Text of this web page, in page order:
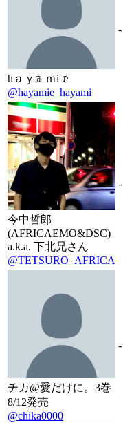
hａｙ𝕒 ｍi 𝕖
@hayamie_hayami
-
今中哲郎
(AFRICAEMO&DSC)
a.k.a. 下北兄さん
@TETSURO_AFRICA
-
チカ@愛だけに。3巻
8/12発売
@chika0000
-